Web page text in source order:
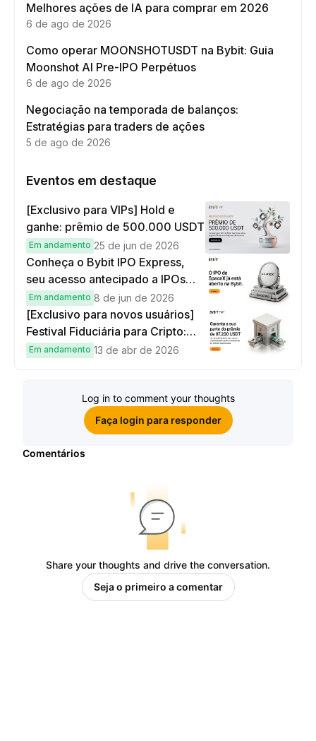
Melhores ações de IA para comprar em 2026
6 de ago de 2026
Como operar MOONSHOTUSDT na Bybit: Guia
Moonshot AI Pre-IPO Perpétuos
6 de ago de 2026
Negociação na temporada de balanços:
Estratégias para traders de ações
5 de ago de 2026
Eventos em destaque
[Exclusivo para VIPs] Hold e
ganhe: prêmio de 500.000 USDT
Em andamento 25 de jun de 2026
Conheça o Bybit IPO Express,
seu acesso antecipado a IPOs
globais
Em andamento 8 de jun de 2026
[Exclusivo para novos usuários]
Festival Fiduciária para Cripto:
complete tarefas simples e
Em andamento 13 de abr de 2026
Log in to comment your thoughts
Faça login para responder
Comentários
Share your thoughts and drive the conversation.
Seja o primeiro a comentar